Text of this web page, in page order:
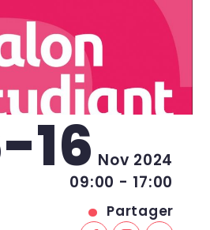
16 Nov 2024
09:00 - 17:00
Partager